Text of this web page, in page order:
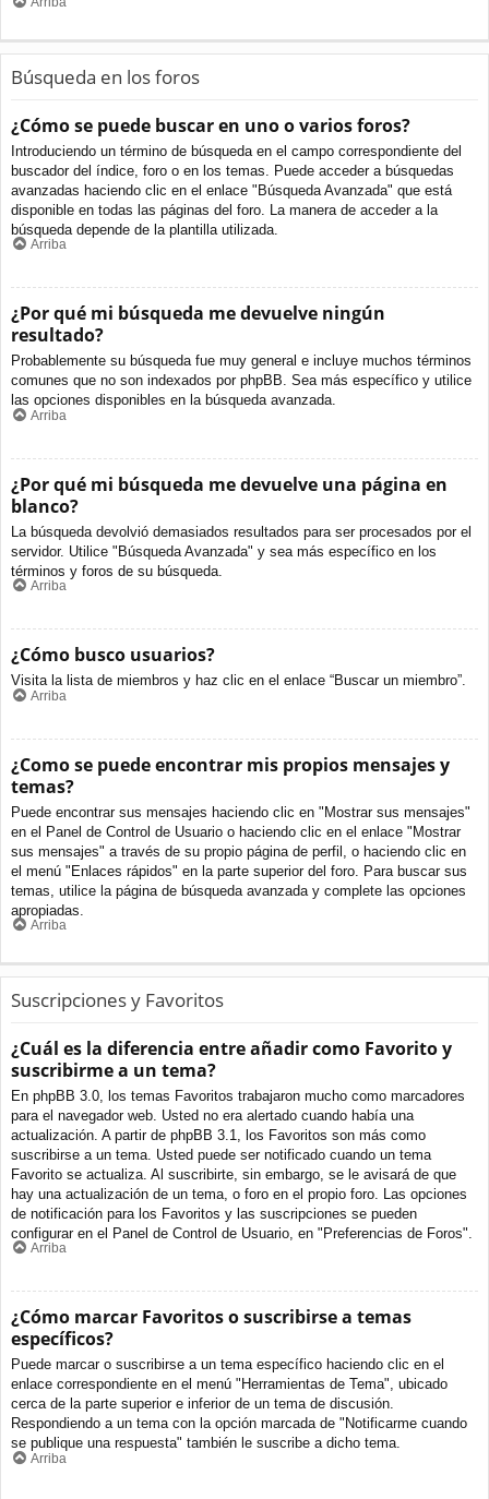
Búsqueda en los foros
¿Cómo se puede buscar en uno o varios foros?
Introduciendo un término de búsqueda en el campo correspondiente del
buscador del índice, foro o en los temas. Puede acceder a búsquedas
avanzadas haciendo clic en el enlace "Búsqueda Avanzada" que está
disponible en todas las páginas del foro. La manera de acceder a la
búsqueda depende de la plantilla utilizada.
Arriba
¿Por qué mi búsqueda me devuelve ningún
resultado?
Probablemente su búsqueda fue muy general e incluye muchos términos
comunes que no son indexados por phpBB. Sea más específico y utilice
las opciones disponibles en la búsqueda avanzada.
Arriba
¿Por qué mi búsqueda me devuelve una página en
blanco?
La búsqueda devolvió demasiados resultados para ser procesados por el
servidor. Utilice "Búsqueda Avanzada" y sea más específico en los
términos y foros de su búsqueda.
Arriba
¿Cómo busco usuarios?
Visita la lista de miembros y haz clic en el enlace “Buscar un miembro”.
Arriba
¿Como se puede encontrar mis propios mensajes y
temas?
Puede encontrar sus mensajes haciendo clic en "Mostrar sus mensajes"
en el Panel de Control de Usuario o haciendo clic en el enlace "Mostrar
sus mensajes" a través de su propio página de perfil, o haciendo clic en
el menú "Enlaces rápidos" en la parte superior del foro. Para buscar sus
temas, utilice la página de búsqueda avanzada y complete las opciones
apropiadas.
Arriba
Suscripciones y Favoritos
¿Cuál es la diferencia entre añadir como Favorito y
suscribirme a un tema?
En phpBB 3.0, los temas Favoritos trabajaron mucho como marcadores
para el navegador web. Usted no era alertado cuando había una
actualización. A partir de phpBB 3.1, los Favoritos son más como
suscribirse a un tema. Usted puede ser notificado cuando un tema
Favorito se actualiza. Al suscribirte, sin embargo, se le avisará de que
hay una actualización de un tema, o foro en el propio foro. Las opciones
de notificación para los Favoritos y las suscripciones se pueden
configurar en el Panel de Control de Usuario, en "Preferencias de Foros".
Arriba
¿Cómo marcar Favoritos o suscribirse a temas
específicos?
Puede marcar o suscribirse a un tema específico haciendo clic en el
enlace correspondiente en el menú "Herramientas de Tema", ubicado
cerca de la parte superior e inferior de un tema de discusión.
Respondiendo a un tema con la opción marcada de "Notificarme cuando
se publique una respuesta" también le suscribe a dicho tema.
Arriba